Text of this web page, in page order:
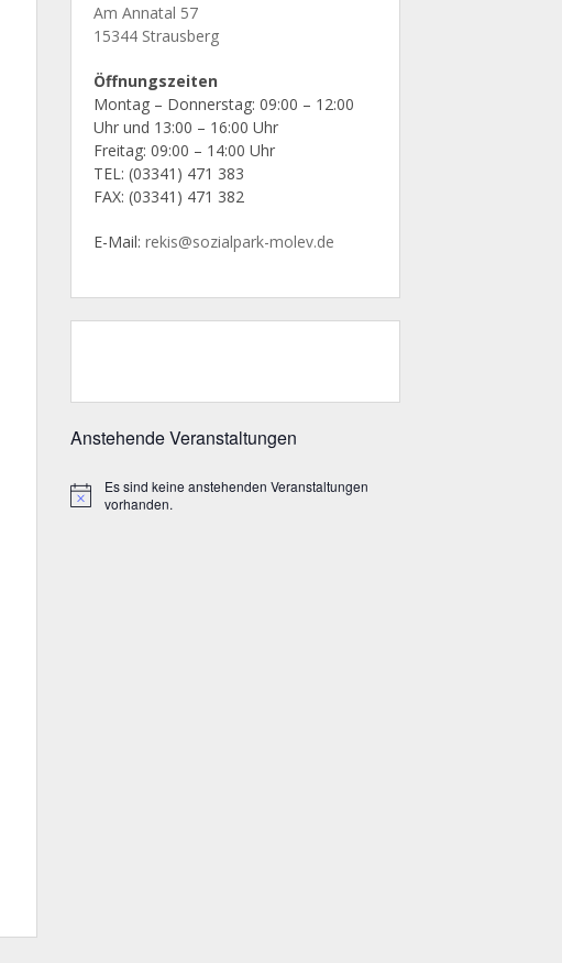
Am Annatal 57
15344 Strausberg
Öffnungszeiten
Montag – Donnerstag: 09:00 – 12:00
Uhr und 13:00 – 16:00 Uhr
Freitag: 09:00 – 14:00 Uhr
TEL: (03341) 471 383
FAX: (03341) 471 382
E-Mail: rekis@sozialpark-molev.de
Anstehende Veranstaltungen
Hinweis
Es sind keine anstehenden Veranstaltungen
vorhanden.